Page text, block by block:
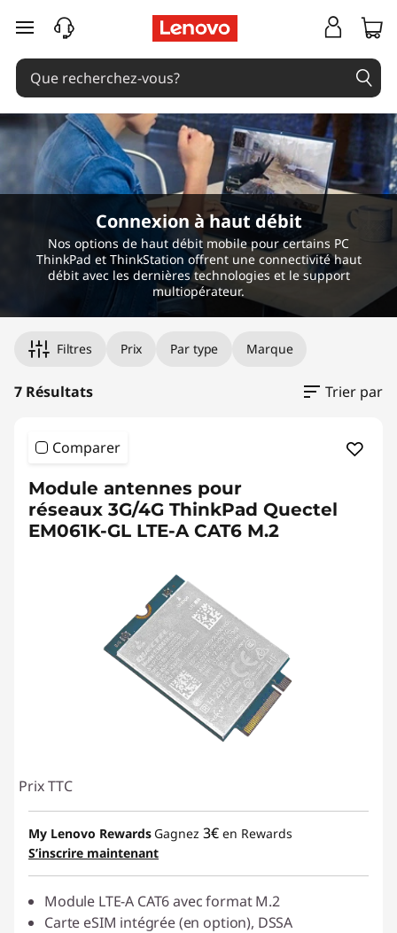
V
R
H
e
a
t
passer au contenu principal
Connexion à haut débit
Nos options de haut débit mobile pour certains PC
ThinkPad et ThinkStation offrent une connectivité haut
débit avec les dernières technologies et le support
multiopérateur.
Filtres Prix Par type Marque
7 Résultats Trier par
Comparer
Module antennes pour
réseaux 3G/4G ThinkPad Quectel
EM061K-GL LTE-A CAT6 M.2
Prix TTC
My Lenovo Rewards Gagnez 3€ en Rewards
S’inscrire maintenant
Module LTE-A CAT6 avec format M.2
Carte eSIM intégrée (en option), DSSA